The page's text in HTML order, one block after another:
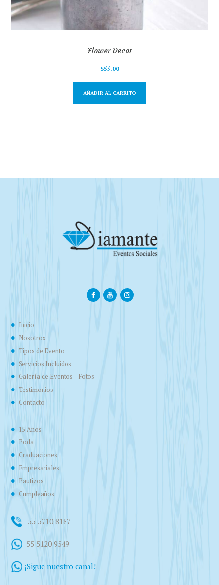
Flower Decor
$55.00
AÑADIR AL CARRITO
Inicio
Nosotros
Tipos de Evento
Servicios Incluidos
Galería de Eventos – Fotos
Testimonios
Contacto
15 Años
Boda
Graduaciones
Empresariales
Bautizos
Cumpleaños
55 5710 8187
55 5120 9549
¡Sigue nuestro canal!